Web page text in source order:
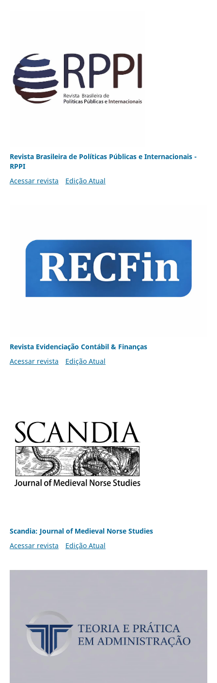
Revista Brasileira de Políticas Públicas e Internacionais -
RPPI
Acessar revista
Edição Atual
Revista Evidenciação Contábil & Finanças
Acessar revista
Edição Atual
Scandia: Journal of Medieval Norse Studies
Acessar revista
Edição Atual